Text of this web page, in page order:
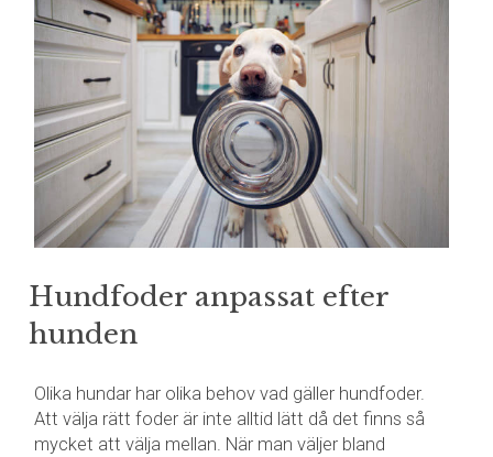
Hundfoder anpassat efter
hunden
Olika hundar har olika behov vad gäller hundfoder.
Att välja rätt foder är inte alltid lätt då det finns så
mycket att välja mellan. När man väljer bland